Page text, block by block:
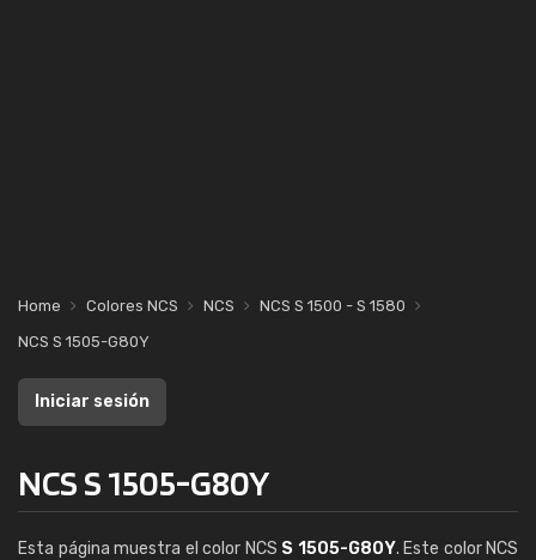
Home Colores NCS NCS
NCS S 1500 - S 1580
NCS S 1505-G80Y
Iniciar sesión
NCS S 1505-G80Y
Esta página muestra el color NCS S 1505-G80Y. Este color NCS